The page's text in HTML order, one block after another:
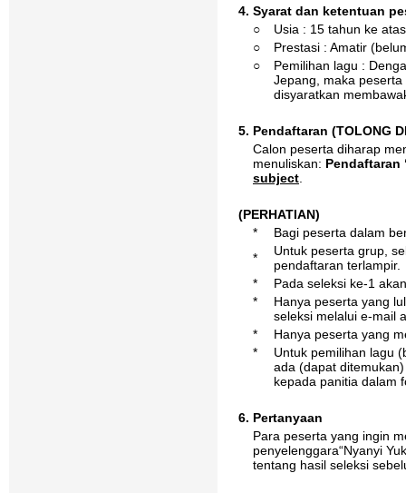
4. Syarat dan ketentuan
○
Usia : 15 tahun ke
○
Prestasi : Amatir
○
Pemilihan lagu :
Jepang, maka
disyaratkan
5. Pendaftaran (TOLONG
Calon peserta diharap
menuliskan: Pendaftaran
subject.
(PERHATIAN)
*
Bagi peserta dalam
*
Untuk peserta grup,
pendaftaran terlampir.
*
Pada seleksi ke-1
*
Hanya peserta yang
seleksi melalui e-mail
*
Hanya peserta yang
*
Untuk pemilihan lagu
ada (dapat
kepada panitia dalam
6. Pertanyaan
Para peserta yang ingin
penyelenggara“Nyanyi
tentang hasil seleksi